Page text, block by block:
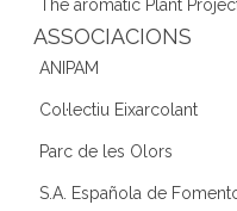
The aromatic Plant
ASSOCIACIONS
ANIPAM
Col·lectiu Eixarcolant
Parc de les Olors
S.A. Española de